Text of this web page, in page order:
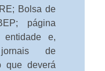
Bolsa de
página
entidade e,
de
que deverá